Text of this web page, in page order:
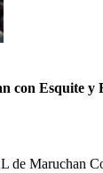
con Esquite
Maruchan